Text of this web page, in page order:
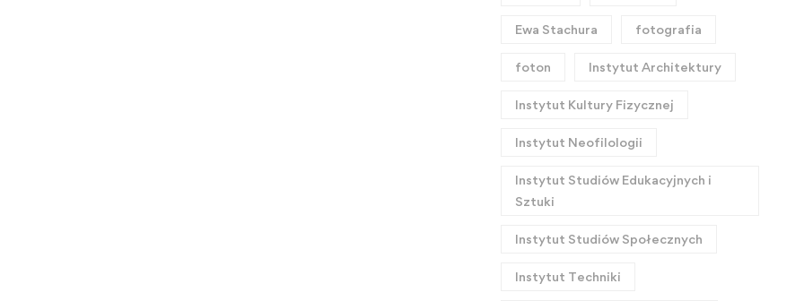
Ewa Stachura fotografia
foton Instytut Architektury
Instytut Kultury Fizycznej
Instytut Neofilologii
Instytut Studiów Edukacyjnych i
Sztuki
Instytut Studiów Społecznych
Instytut Techniki